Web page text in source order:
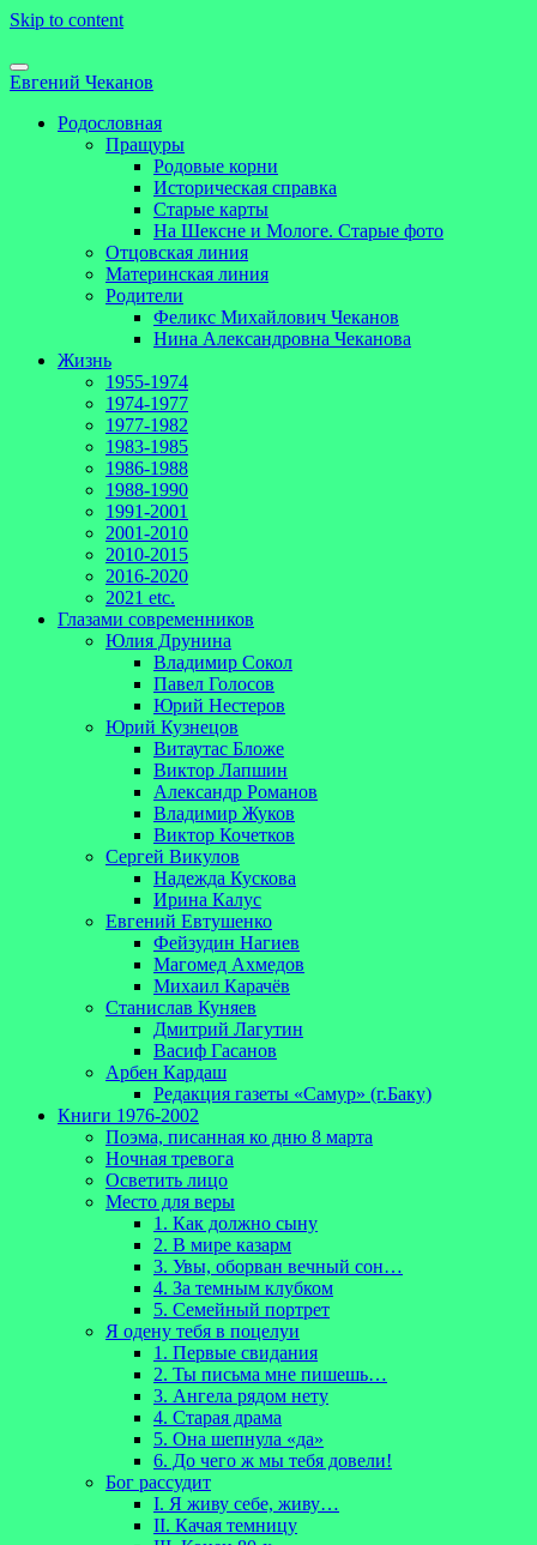
Skip to content
Евгений Чеканов
Родословная
Пращуры
Родовые корни
Историческая справка
Старые карты
На Шексне и Мологе. Старые фото
Отцовская линия
Материнская линия
Родители
Феликс Михайлович Чеканов
Нина Александровна Чеканова
Жизнь
1955-1974
1974-1977
1977-1982
1983-1985
1986-1988
1988-1990
1991-2001
2001-2010
2010-2015
2016-2020
2021 etc.
Глазами современников
Юлия Друнина
Владимир Сокол
Павел Голосов
Юрий Нестеров
Юрий Кузнецов
Витаутас Бложе
Виктор Лапшин
Александр Романов
Владимир Жуков
Виктор Кочетков
Сергей Викулов
Надежда Кускова
Ирина Калус
Евгений Евтушенко
Фейзудин Нагиев
Магомед Ахмедов
Михаил Карачёв
Станислав Куняев
Дмитрий Лагутин
Васиф Гасанов
Арбен Кардаш
Редакция газеты «Самур» (г.Баку)
Книги 1976-2002
Поэма, писанная ко дню 8 марта
Ночная тревога
Осветить лицо
Место для веры
1. Как должно сыну
2. В мире казарм
3. Увы, оборван вечный сон…
4. За темным клубком
5. Семейный портрет
Я одену тебя в поцелуи
1. Первые свидания
2. Ты письма мне пишешь…
3. Ангела рядом нету
4. Старая драма
5. Она шепнула «да»
6. До чего ж мы тебя довели!
Бог рассудит
I. Я живу себе, живу…
II. Качая темницу